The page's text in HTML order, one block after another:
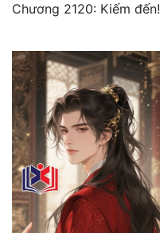
Sát Phạt Quyết Đoán
Vô Sỉ
Điềm Đạm
Chương 2120: Kiếm đến!